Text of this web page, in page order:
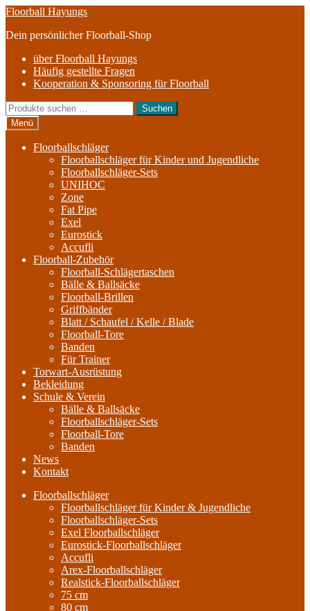
Zur
springen
Zum
springen
Floorball Hayungs
Dein persönlicher Floorball-Shop
über Floorball Hayungs
Häufig gestellte Fragen
Kooperation & Sponsoring für Floorball
Suche
nach:
Suchen
Menü
Floorballschläger
Floorballschläger für Kinder und Jugendliche
Floorballschläger-Sets
UNIHOC
Zone
Fat Pipe
Exel
Eurostick
Accufli
Floorball-Zubehör
Floorball-Schlägertaschen
Bälle & Ballsäcke
Floorball-Brillen
Griffbänder
Blatt / Schaufel / Kelle / Blade
Floorball-Tore
Banden
Für Trainer
Torwart-Ausrüstung
Bekleidung
Schule & Verein
Bälle & Ballsäcke
Floorballschläger-Sets
Floorball-Tore
Banden
News
Kontakt
Floorballschläger
Floorballschläger für Kinder & Jugendliche
Floorballschläger-Sets
Exel Floorballschläger
Eurostick-Floorballschläger
Accufli
Arex-Floorballschläger
Realstick-Floorballschläger
75 cm
80 cm